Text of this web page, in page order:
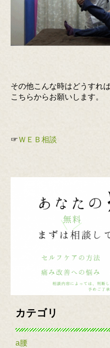
その他こんな時はどうすれ
こちらからお願いします。
☞ＷＥＢ相談
カテゴリ
a腰